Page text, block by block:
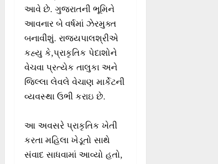
આવે છે. ગુજરાતની ભૂમિને
આવનાર બે વર્ષમાં ઝેરમુક્ત
બનાવીશું. રાજ્યપાલશ્રીએ
કહ્યુ કે,પ્રાકૃતિક પેદાશોને
વેચવા પ્રત્યેક તાલુકા અને
જિલ્લા લેવલે વેચાણ માર્કેટની
વ્યવસ્થા ઉભી કરાઇ છે.
આ અવસરે પ્રાકૃતિક ખેતી
કરતા મહિલા ખેડૂતો સાથે
સંવાદ સાધવામાં આવ્યો હતો,